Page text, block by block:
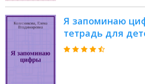
Я запоминаю
тетрадь для